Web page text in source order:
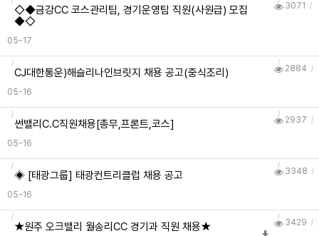
◇◆금강CC 코스관리팀, 경기운영팀 직원(사원급) 모집
◆◇
05-17
3071
CJ대한통운)해슬리나인브릿지 채용 공고(중식조리)
05-16
2884
썬밸리C.C직원채용[총무,프론트,코스]
05-16
2937
◈ [태광그룹] 태광컨트리클럽 채용 공고
05-16
3348
★원주 오크밸리 월송리CC 경기과 직원 채용★ 3429